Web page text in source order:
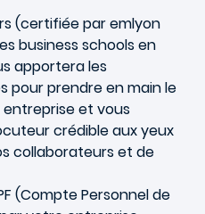
(certifiée par emlyon
business schools en
apportera les
pour prendre en main le
et vous
crédible aux yeux
collaborateurs et de
(Compte Personnel de